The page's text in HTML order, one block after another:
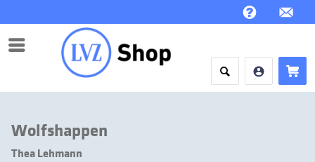
Menü
Wolfshappen
Thea Lehmann